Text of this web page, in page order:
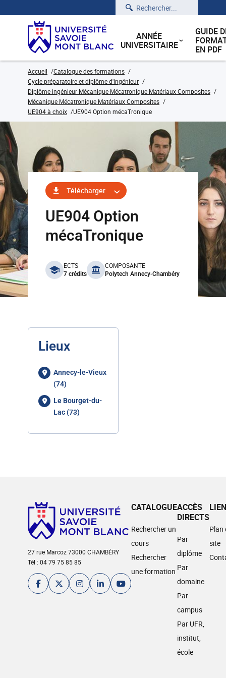
Rechercher
ANNÉE
UNIVERSITAIRE
GUIDE
EN PDF
Accueil
Catalogue des formations
Cycle préparatoire et diplôme d'ingénieur
Diplôme ingénieur Mécanique Mécatronique Matériaux Composites
Mécanique Mécatronique Matériaux Composites
UE904 à choix
UE904 Option mécaTronique
Télécharger
UE904 Option
mécaTronique
benefits
ECTS
7 crédits
COMPOSANTE
Polytech Annecy-Chambéry
Lieux
Annecy-le-Vieux
(74)
Le Bourget-du-
Lac (73)
27 rue Marcoz 73000 CHAMBÉRY
Tél : 04 79 75 85 85
CATALOGUE
Rechercher un
cours
Rechercher
une formation
ACCÈS
DIRECTS
Par
diplôme
Par
domaine
Par
campus
Par UFR,
institut,
école
Plan
site